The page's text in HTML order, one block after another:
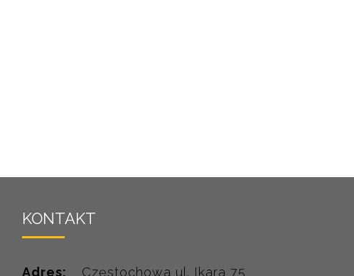
KONTAKT
Adres: Częstochowa ul. Ikara 75